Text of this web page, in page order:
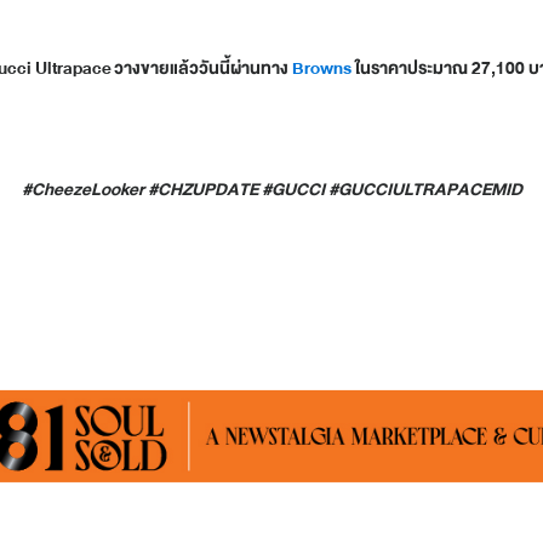
Ultrapaceวางขายแล้ววันนี้ผ่านทางBrownsในราคาประมาณ27,100
#CheezeLooker #CHZUPDATE #GUCCI #GUCCIULTRAPACEMID